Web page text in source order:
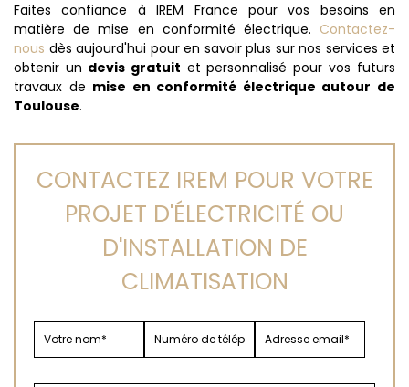
Faites confiance à IREM France pour vos besoins en
matière de mise en conformité électrique. Contactez-
nous dès aujourd'hui pour en savoir plus sur nos services et
obtenir un devis gratuit et personnalisé pour vos futurs
travaux de mise en conformité électrique autour de
Toulouse.
CONTACTEZ IREM POUR VOTRE
PROJET D'ÉLECTRICITÉ OU
D'INSTALLATION DE
CLIMATISATION